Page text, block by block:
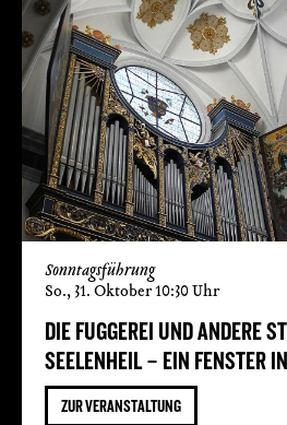
Sonntagsführung
DIE FUGGEREI UND ANDERE
SEELENHEIL – EIN FENSTER
So., 31. Oktober 10:30 Uhr
ZUR VERANSTALTUNG